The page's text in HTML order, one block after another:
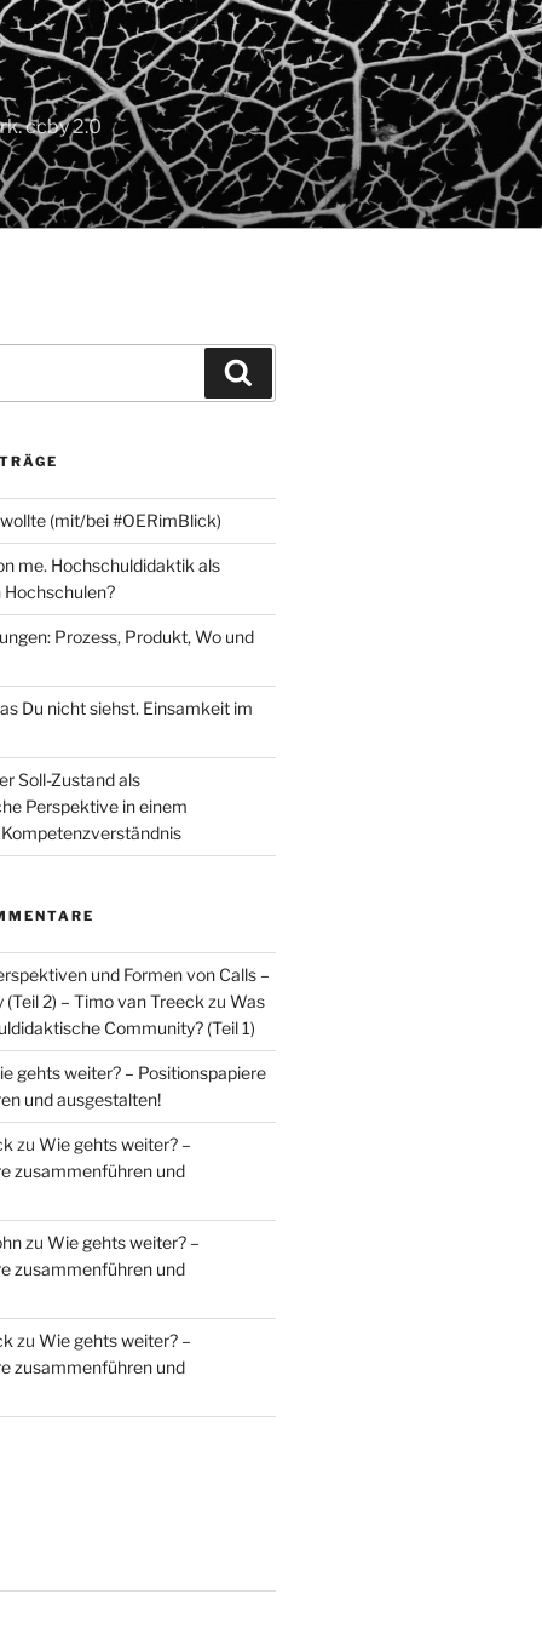
ccby 2.0
(mit/bei #OERimBlick)
me. Hochschuldidaktik als
Prozess, Produkt, Wo und
Du nicht siehst. Einsamkeit im
Soll-Zustand als
Perspektive in einem
und Formen von Calls –
2) – Timo van Treeck zu Was
Community? (Teil 1)
gehts weiter? – Positionspapiere
und ausgestalten!
zu Wie gehts weiter? –
zusammenführen und
zu Wie gehts weiter? –
zusammenführen und
zu Wie gehts weiter? –
zusammenführen und